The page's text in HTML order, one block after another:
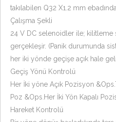
takılabilen Q32 X1.2 mm
Çalışma Şekli
24 V DC selenoidler ile;
gerçekleşir. (Panik durumunda
her iki yönde geçişe açık hale
Geçiş Yönü Kontrolü
Her İki yöne Açık Pozisyon
Poz &Ops.Her İki Yön Kapalı
Hareket Kontrolü